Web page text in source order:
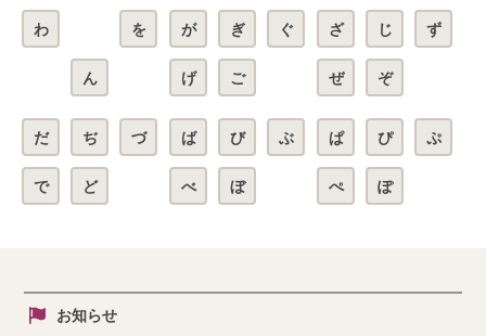
わ を
ん
が ぎ ぐ
げ ご
ざ じ ず
ぜ ぞ
だ ぢ づ
で ど
ば び ぶ
べ ぼ
ぱ ぴ ぷ
ぺ ぽ
お知らせ